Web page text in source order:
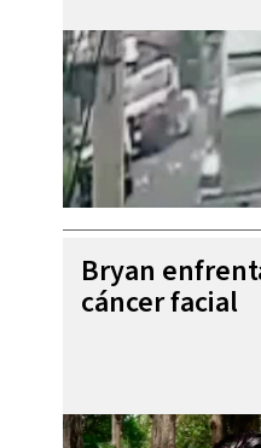
Bryan
cáncer facial